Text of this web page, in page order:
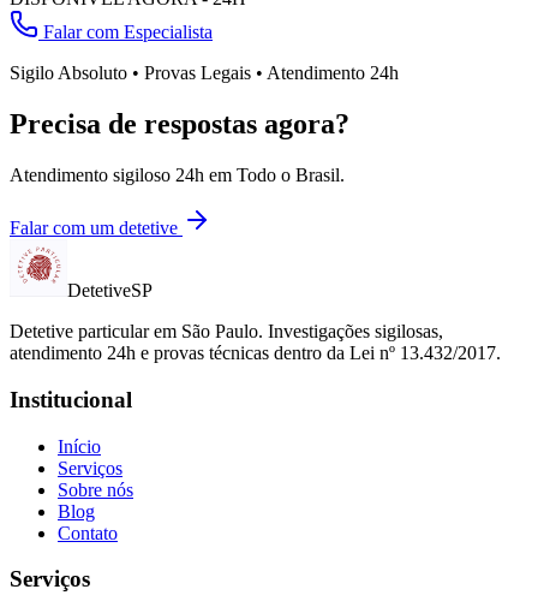
Falar com Especialista
Sigilo Absoluto • Provas Legais • Atendimento 24h
Precisa de respostas agora?
Atendimento sigiloso 24h em Todo o Brasil.
Falar com um detetive
DetetiveSP
Detetive particular em São Paulo. Investigações sigilosas,
atendimento 24h e provas técnicas dentro da Lei nº 13.432/2017.
Institucional
Início
Serviços
Sobre nós
Blog
Contato
Serviços